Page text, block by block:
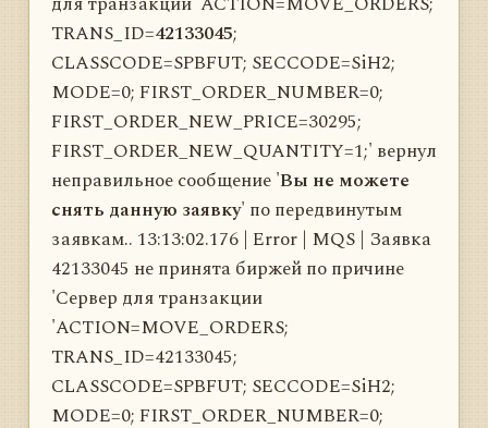
TRANS_ID=42133045;
CLASSCODE=SPBFUT; SECCODE=SiH2;
MODE=0; FIRST_ORDER_NUMBER=0;
FIRST_ORDER_NEW_PRICE=30295;
FIRST_ORDER_NEW_QUANTITY=1;' вернул
неправильное сообщение 'Вы не можете
снять данную заявку' по передвинутым
заявкам.. 13:13:02.176 | Error | MQS | Заявка
42133045 не принята биржей по причине
'Сервер для транзакции
'ACTION=MOVE_ORDERS;
TRANS_ID=42133045;
CLASSCODE=SPBFUT; SECCODE=SiH2;
MODE=0; FIRST_ORDER_NUMBER=0;